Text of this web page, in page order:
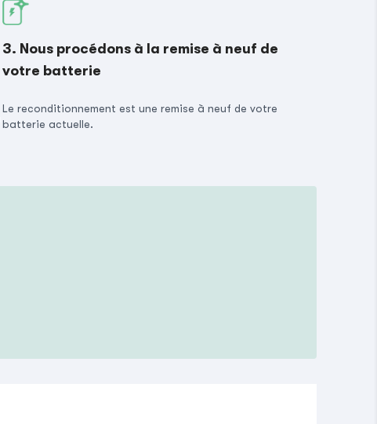
3. Nous procédons à la remise à neuf de
votre batterie
Le reconditionnement est une remise à neuf de votre
batterie actuelle.